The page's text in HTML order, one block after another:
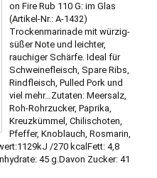
on Fire Rub 110 G: im Glas
(Artikel-Nr.: A-1432)
Trockenmarinade mit würzig-
süßer Note und leichter,
rauchiger Schärfe. Ideal für
Schweinefleisch, Spare Ribs,
Rindfleisch, Pulled Pork und
viel mehr…Zutaten: Meersalz,
Roh-Rohrzucker, Paprika,
Kreuzkümmel, Chilischoten,
Pfeffer, Knoblauch, Rosmarin,
/270 kcalFett: 4,8
45 g.Davon Zucker: 41